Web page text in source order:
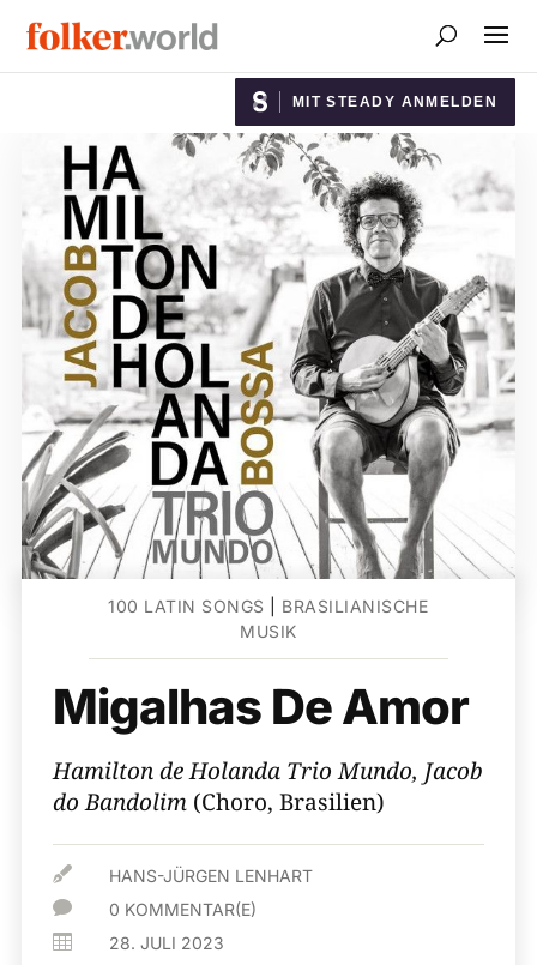
MIT STEADY ANMELDEN
100 LATIN SONGS
BRASILIANISCHE
MUSIK
Migalhas De Amor
Hamilton de Holanda Trio Mundo, Jacob
do Bandolim (Choro, Brasilien)
 HANS-JÜRGEN LENHART
 0 KOMMENTAR(E)
 28. JULI 2023